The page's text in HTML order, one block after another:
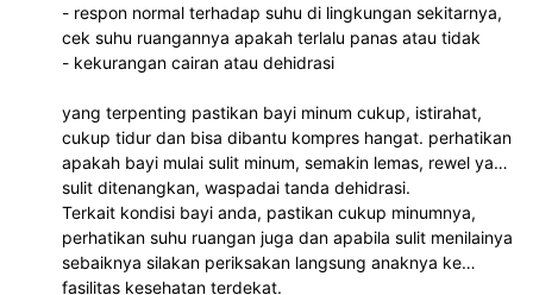
- respon normal terhadap suhu di lingkungan sekitarnya,
cek suhu ruangannya apakah terlalu panas atau tidak
- kekurangan cairan atau dehidrasi
yang terpenting pastikan bayi minum cukup, istirahat,
cukup tidur dan bisa dibantu kompres hangat. perhatikan
apakah bayi mulai sulit minum, semakin lemas, rewel yang
sulit ditenangkan, waspadai tanda dehidrasi.
Terkait kondisi bayi anda, pastikan cukup minumnya,
perhatikan suhu ruangan juga dan apabila sulit menilainya
sebaiknya silakan periksakan langsung anaknya ke
fasilitas kesehatan terdekat.